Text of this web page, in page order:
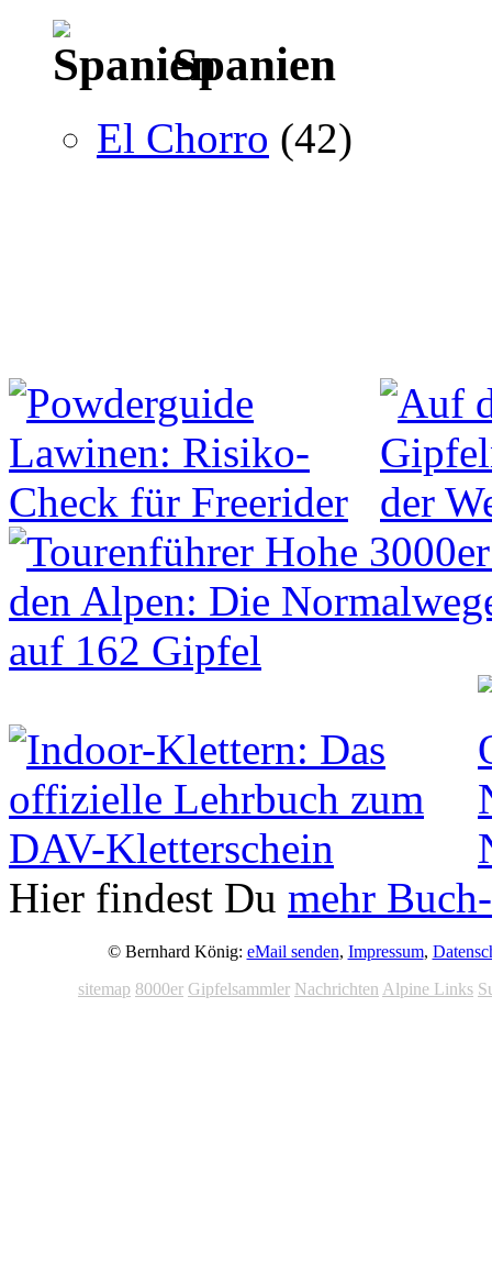
Spanien
El Chorro (42)
Hier findest Du mehr
© Bernhard König: eMail senden, Impressum,
sitemap 8000er Gipfelsammler Nachrichten Alpine Links